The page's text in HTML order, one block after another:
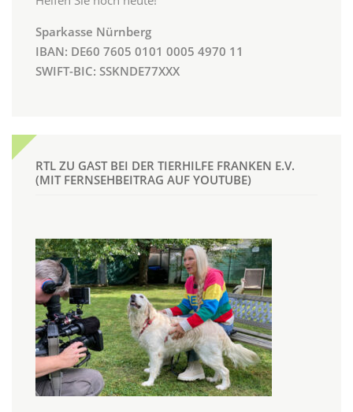
Sparkasse Nürnberg
IBAN: DE60 7605 0101 0005 4970 11
SWIFT-BIC: SSKNDE77XXX
RTL ZU GAST BEI DER TIERHILFE FRANKEN E.V.
(MIT FERNSEHBEITRAG AUF YOUTUBE)